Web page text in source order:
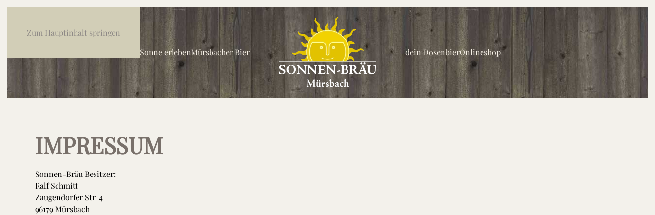
Zum Hauptinhalt springen
Sonne erlebenMürsbacher Bier dein DosenbierOnlineshop
IMPRESSUM
Sonnen-Bräu Besitzer:
Ralf Schmitt
Zaugendorfer Str. 4
96179 Mürsbach